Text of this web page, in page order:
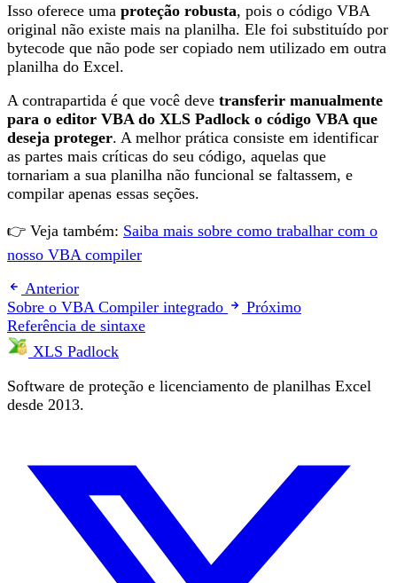
Isso oferece uma proteção robusta, pois o código VBA
original não existe mais na planilha. Ele foi substituído por
bytecode que não pode ser copiado nem utilizado em outra
planilha do Excel.
A contrapartida é que você deve transferir manualmente
para o editor VBA do XLS Padlock o código VBA que
deseja proteger. A melhor prática consiste em identificar
as partes mais críticas do seu código, aquelas que
tornariam a sua planilha não funcional se faltassem, e
compilar apenas essas seções.
👉 Veja também: Saiba mais sobre como trabalhar com o
nosso VBA compiler
Anterior
Sobre o VBA Compiler integrado
Próximo
Referência de sintaxe
XLS Padlock
Software de proteção e licenciamento de planilhas Excel
desde 2013.